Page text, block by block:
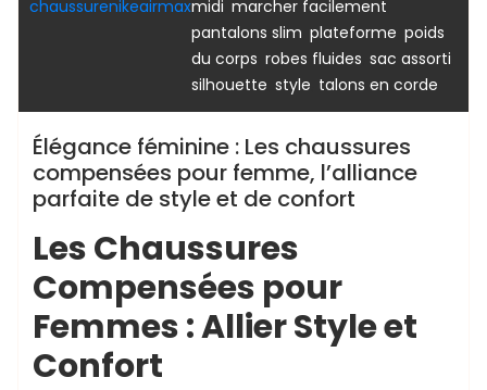
chaussurenikeairmaxmidi marcher facilement
pantalons slim plateforme poids
du corps robes fluides sac assorti
silhouette style talons en corde
Élégance féminine : Les chaussures
compensées pour femme, l’alliance
parfaite de style et de confort
Les Chaussures
Compensées pour
Femmes : Allier Style et
Confort